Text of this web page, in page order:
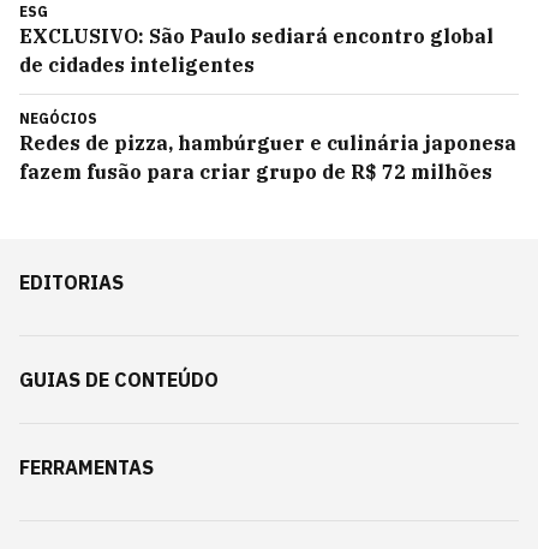
ESG
EXCLUSIVO: São Paulo sediará encontro global
de cidades inteligentes
NEGÓCIOS
Redes de pizza, hambúrguer e culinária japonesa
fazem fusão para criar grupo de R$ 72 milhões
EDITORIAS
GUIAS DE CONTEÚDO
FERRAMENTAS